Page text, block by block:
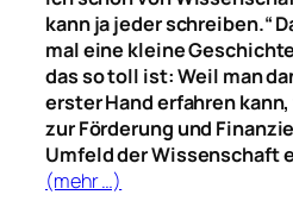
kann ja jeder schreiben.“
mal eine kleine
das so toll ist: Weil man
erster Hand erfahren
zur Förderung und
Umfeld der Wissenschaft
(mehr …)